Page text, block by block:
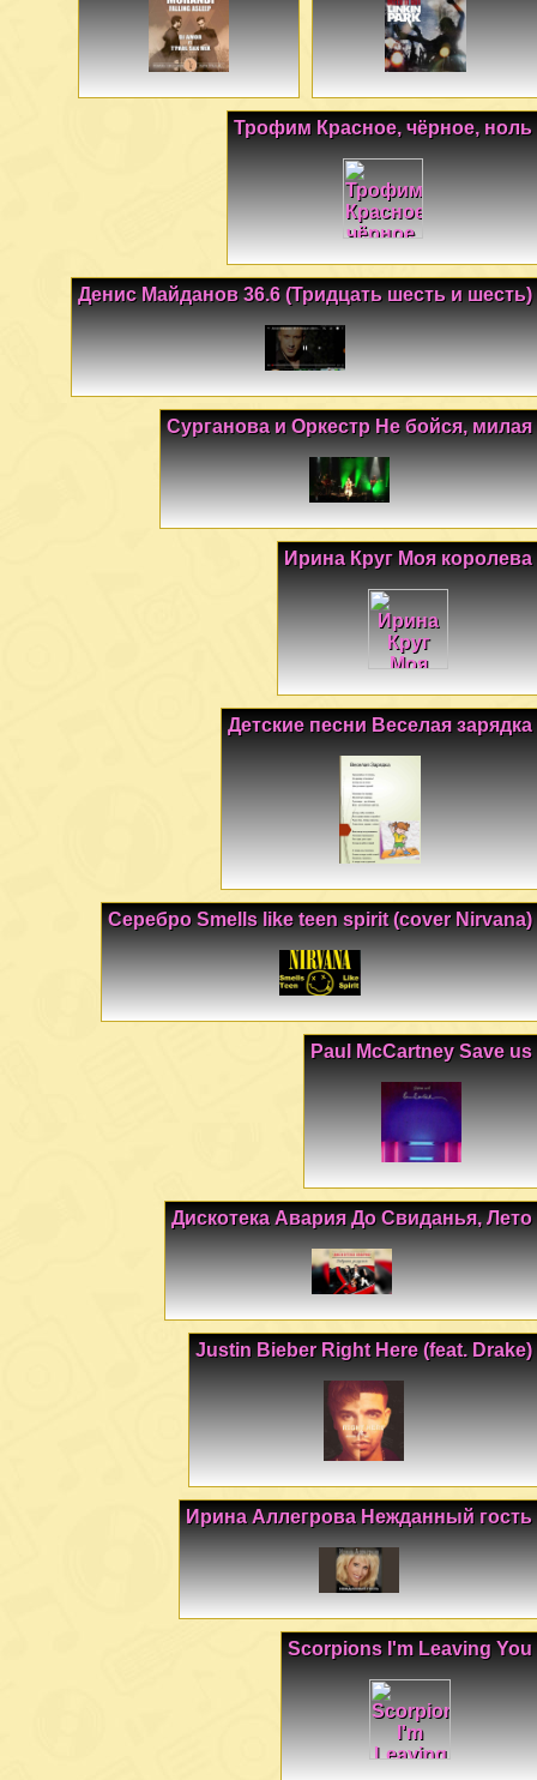
Трофим Красное, чёрное, ноль
Денис Майданов 36.6 (Тридцать шесть и шесть)
Сурганова и Оркестр Не бойся, милая
Ирина Круг Моя королева
Детские песни Веселая зарядка
Серебро Smells like teen spirit (cover Nirvana)
Paul McCartney Save us
Дискотека Авария До Свиданья, Лето
Justin Bieber Right Here (feat. Drake)
Ирина Аллегрова Нежданный гость
Scorpions I'm Leaving You